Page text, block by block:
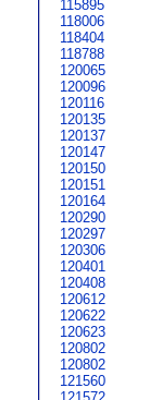
115895
118006
118404
118788
120065
120096
120116
120135
120137
120147
120150
120151
120164
120290
120297
120306
120401
120408
120612
120622
120623
120802
120802
121560